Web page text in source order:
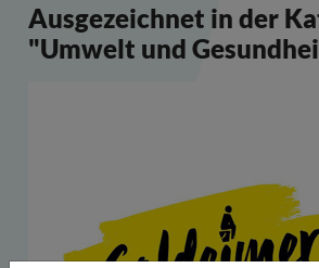
Ausgezeichnet in der
"Umwelt und